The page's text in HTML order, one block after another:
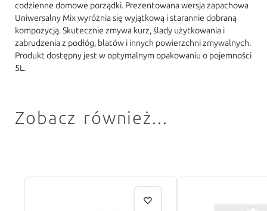
codzienne domowe porządki. Prezentowana wersja zapachowa
Uniwersalny Mix wyróżnia się wyjątkową i starannie dobraną
kompozycją. Skutecznie zmywa kurz, ślady użytkowania i
zabrudzenia z podłóg, blatów i innych powierzchni zmywalnych.
Produkt dostępny jest w optymalnym opakowaniu o pojemności
5L.
Zobacz również...